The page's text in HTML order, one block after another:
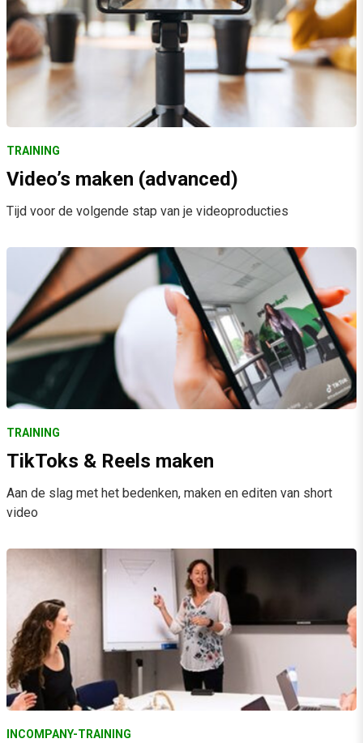
TRAINING
Video’s maken (advanced)
Tijd voor de volgende stap van je videoproducties
TRAINING
TikToks & Reels maken
Aan de slag met het bedenken, maken en editen van short
video
INCOMPANY-TRAINING